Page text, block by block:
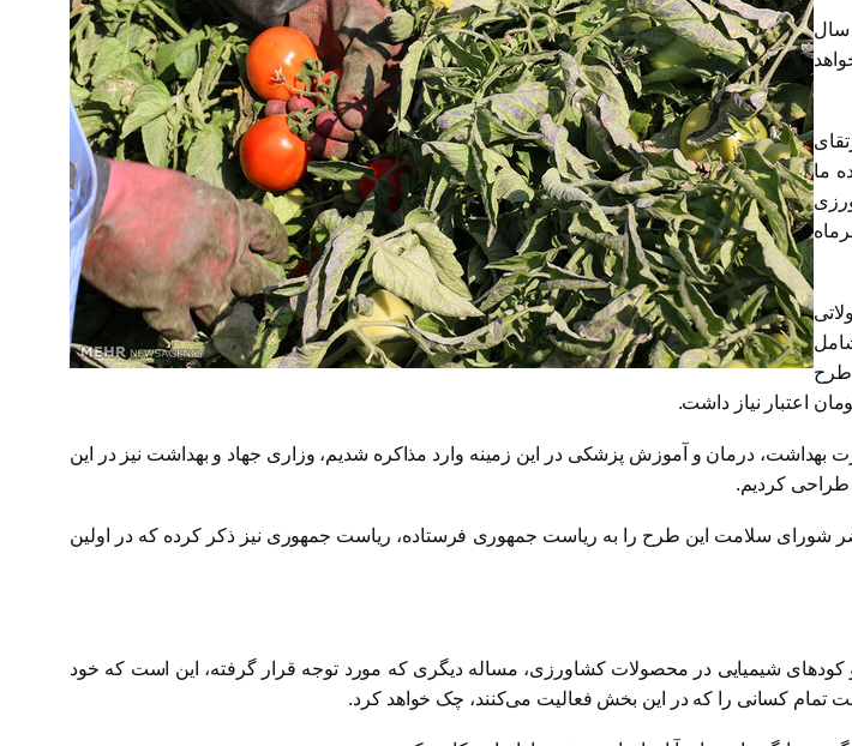
سال
ما
۸ محصول کشاورزی
طرح
دوباره با معاونت غذا و داروی وزارت بهداشت، درمان و آموزش پزشکی در این زمینه وارد مذاکره شدیم، وزاری جهاد و بهداشت نیز در این
طراحی کردیم.
شورای سلامت این طرح را به ریاست جمهوری فرستاده، ریاست جمهوری نیز ذکر کرده که در اولین
شیمیایی در محصولات کشاورزی، مساله دیگری که مورد توجه قرار گرفته، این است که خود
کسانی را که در این بخش فعالیت می‌کنند، چک خواهد کرد.